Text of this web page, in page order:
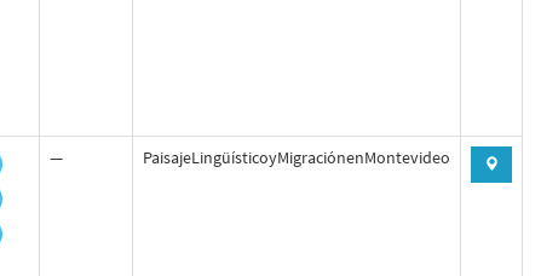
— PaisajeLingüísticoyMigraciónenMontevideo